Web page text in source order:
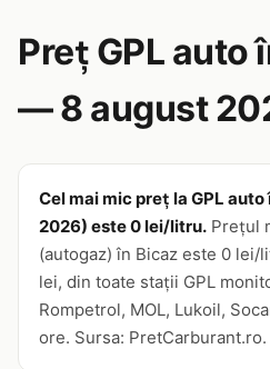
Preț GPL auto
— 8 august
Cel mai mic preț la GPL
2026) este 0 lei/litru. Prețul
(autogaz) în Bicaz este 0 lei/
lei, din toate stații GPL
Rompetrol, MOL, Lukoil,
ore. Sursa: PretCarburant.ro.